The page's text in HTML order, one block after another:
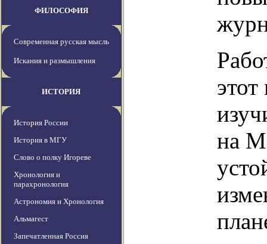
ФИЛОСОФИЯ
Современная русская мысль
Искания и размышления
ИСТОРИЯ
История России
История в МГУ
Слово о полку Игореве
Хронология и
парахронология
Астрономия и Хронология
Альмагест
Запечатленная Россия
на